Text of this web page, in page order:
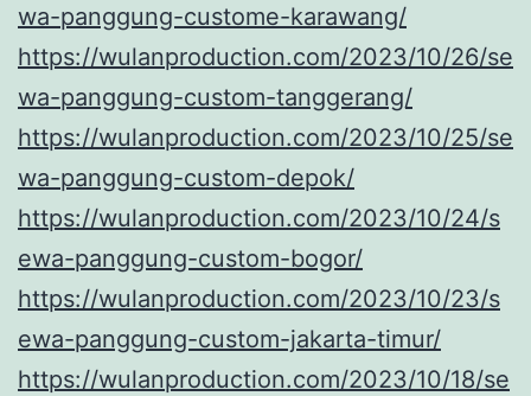
wa-panggung-custome-karawang/
https://wulanproduction.com/2023/10/26/se
wa-panggung-custom-tanggerang/
https://wulanproduction.com/2023/10/25/se
wa-panggung-custom-depok/
https://wulanproduction.com/2023/10/24/s
ewa-panggung-custom-bogor/
https://wulanproduction.com/2023/10/23/s
ewa-panggung-custom-jakarta-timur/
https://wulanproduction.com/2023/10/18/se